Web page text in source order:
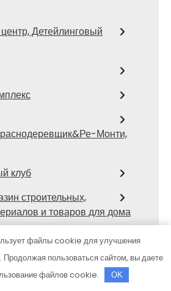
Детейлинговый
Монти,
клуб
строительных,
и товаров для дома
файлы cookie для улучшения
Продолжая пользоваться сайтом, вы даете
файлов cookie.
OK